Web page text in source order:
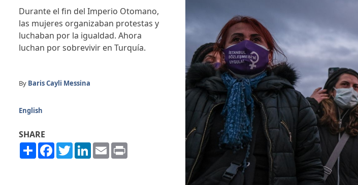
Durante el fin del Imperio Otomano,
las mujeres organizaban protestas y
luchaban por la igualdad. Ahora
luchan por sobrevivir en Turquía.
By Baris Cayli Messina
English
SHARE
ShareFacebook
TwitterLinkedIn
Email